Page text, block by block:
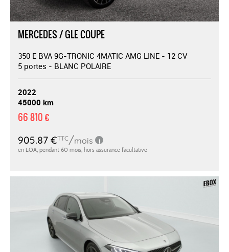
MERCEDES / GLE COUPE
350 E BVA 9G-TRONIC 4MATIC AMG LINE - 12 CV
5 portes - BLANC POLAIRE
2022
45000 km
66 810 €